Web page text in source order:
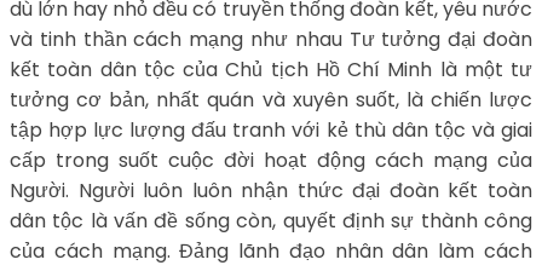
dù lớn hay nhỏ đều có truyền thống đoàn kết, yêu nước
và tinh thần cách mạng như nhau Tư tưởng đại đoàn
kết toàn dân tộc của Chủ tịch Hồ Chí Minh là một tư
tưởng cơ bản, nhất quán và xuyên suốt, là chiến lược
tập hợp lực lượng đấu tranh với kẻ thù dân tộc và giai
cấp trong suốt cuộc đời hoạt động cách mạng của
Người. Người luôn luôn nhận thức đại đoàn kết toàn
dân tộc là vấn đề sống còn, quyết định sự thành công
của cách mạng. Đảng lãnh đạo nhân dân làm cách